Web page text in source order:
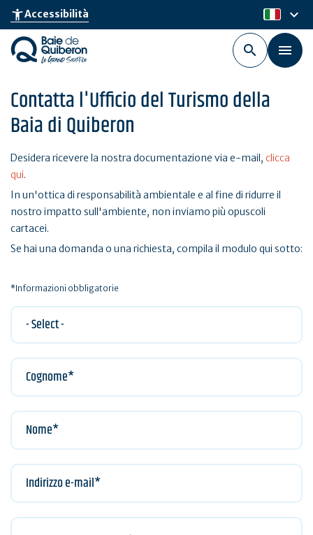
Skip
main
content
accessibility_newAccessibilità it
keyboard_arrow_down
Contatta l'Ufficio del Turismo della
Baia di Quiberon
Desidera ricevere la nostra documentazione via e-mail, clicca
qui.
In un'ottica di responsabilità ambientale e al fine di ridurre il
nostro impatto sull'ambiente, non inviamo più opuscoli
cartacei.
Se hai una domanda o una richiesta, compila il modulo qui sotto:
*Informazioni obbligatorie